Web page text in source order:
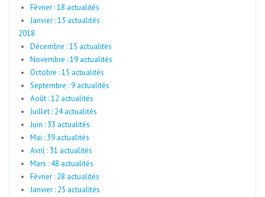
Février : 18 actualités
Janvier : 13 actualités
2018
Décembre : 15 actualités
Novembre : 19 actualités
Octobre : 15 actualités
Septembre : 9 actualités
Août : 12 actualités
Juillet : 24 actualités
Juin : 33 actualités
Mai : 39 actualités
Avril : 31 actualités
Mars : 48 actualités
Février : 28 actualités
Janvier : 25 actualités